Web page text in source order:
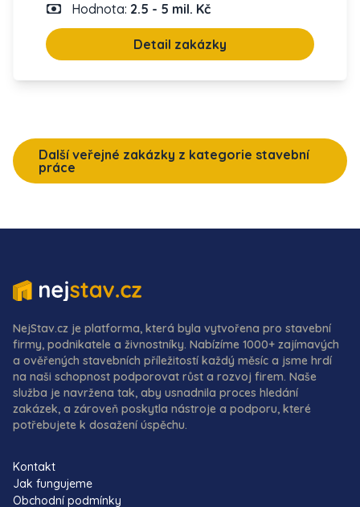
Hodnota: 2.5 - 5 mil. Kč
Detail zakázky
Další veřejné zakázky z kategorie stavební
práce
NejStav.cz je platforma, která byla vytvořena pro stavební
firmy, podnikatele a živnostníky. Nabízíme 1000+ zajímavých
a ověřených stavebních příležitostí každý měsíc a jsme hrdí
na naši schopnost podporovat růst a rozvoj firem. Naše
služba je navržena tak, aby usnadnila proces hledání
zakázek, a zároveň poskytla nástroje a podporu, které
potřebujete k dosažení úspěchu.
Kontakt
Jak fungujeme
Obchodní podmínky